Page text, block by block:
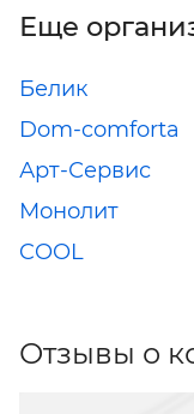
Еще
Белик
Dom-comforta
Арт-Сервис
Монолит
COOL
Отзывы о